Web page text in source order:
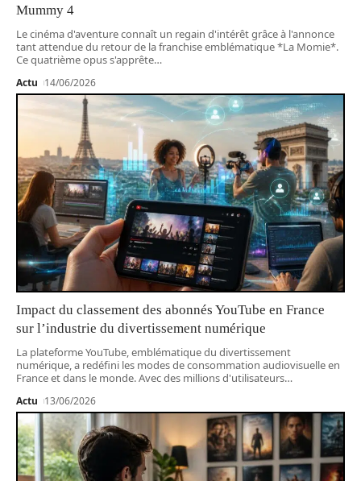
Mummy 4
Le cinéma d'aventure connaît un regain d'intérêt grâce à l'annonce
tant attendue du retour de la franchise emblématique *La Momie*.
Ce quatrième opus s'apprête…
Actu 14/06/2026
Impact du classement des abonnés YouTube en France
sur l’industrie du divertissement numérique
La plateforme YouTube, emblématique du divertissement
numérique, a redéfini les modes de consommation audiovisuelle en
France et dans le monde. Avec des millions d'utilisateurs…
Actu 13/06/2026